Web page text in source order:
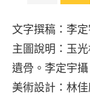
文字撰稿：李
主圖說明：玉
遺骨。李定宇攝
美術設計：林